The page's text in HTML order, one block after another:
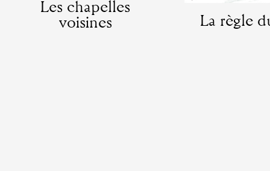
Candidater
Les chapelles
voisines
La règle